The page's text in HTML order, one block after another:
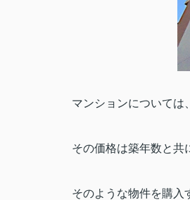
マンションについては
その価格は築年数と共
そのような物件を購入